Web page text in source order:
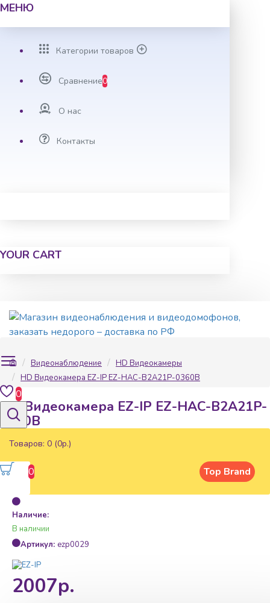
МЕНЮ
Категории товаров
Сравнение0
О нас
Контакты
YOUR CART
0
Товаров: 0 (0р.)
0
Видеонаблюдение
HD Видеокамеры
HD Видеокамера EZ-IP EZ-HAC-B2A21P-0360B
HD Видеокамера EZ-IP EZ-HAC-B2A21P-
0360B
Top Brand
2007р.
Наличие:
В наличии
Артикул: ezp0029